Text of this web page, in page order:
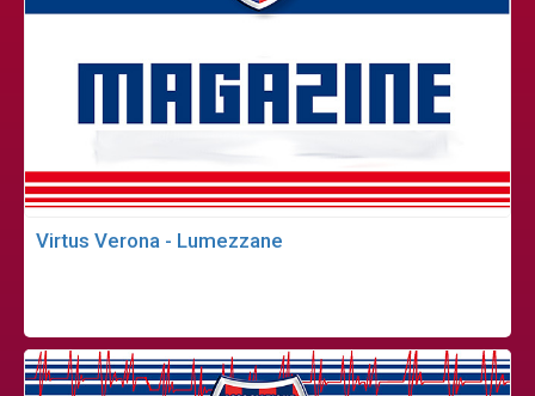
Virtus Verona - Lumezzane